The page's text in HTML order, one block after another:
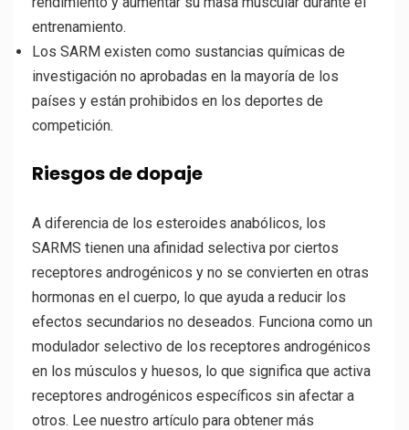
entrenamiento.
Los SARM existen como sustancias químicas de
investigación no aprobadas en la mayoría de los
países y están prohibidos en los deportes de
competición.
Riesgos de dopaje
A diferencia de los esteroides anabólicos, los
SARMS tienen una afinidad selectiva por ciertos
receptores androgénicos y no se convierten en otras
hormonas en el cuerpo, lo que ayuda a reducir los
efectos secundarios no deseados. Funciona como un
modulador selectivo de los receptores androgénicos
en los músculos y huesos, lo que significa que activa
receptores androgénicos específicos sin afectar a
otros. Lee nuestro artículo para obtener más